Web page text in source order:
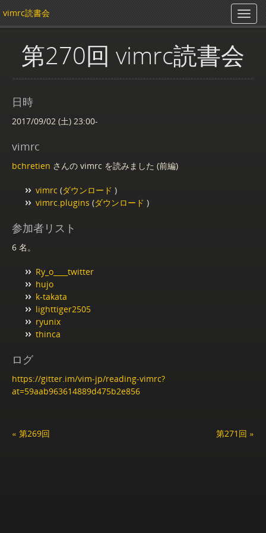
vimrc読書会
第270回 vimrc読書会
日時
2017/09/02 (土) 23:00-
vimrc
bchretien さんの vimrc を読みました (前編)
vimrc (ダウンロード )
vimrc.plugins (ダウンロード )
参加者リスト
6 名。
Ry_o____twitter
hujo
k-takata
lighttiger2505
ryunix
thinca
ログ
https://gitter.im/vim-jp/reading-vimrc?
at=59aab963614889d475b2e856
« 第269回 第271回 »